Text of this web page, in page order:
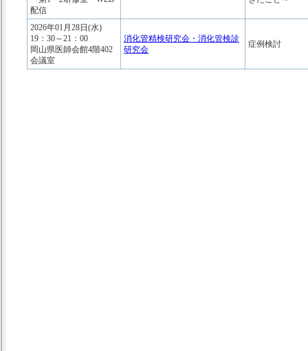
配信
2026年01月28日(水)
19：30～21：00
岡山県医師会館4階402
会議室
消化管精検研究会・消化管検診
研究会
症例検討